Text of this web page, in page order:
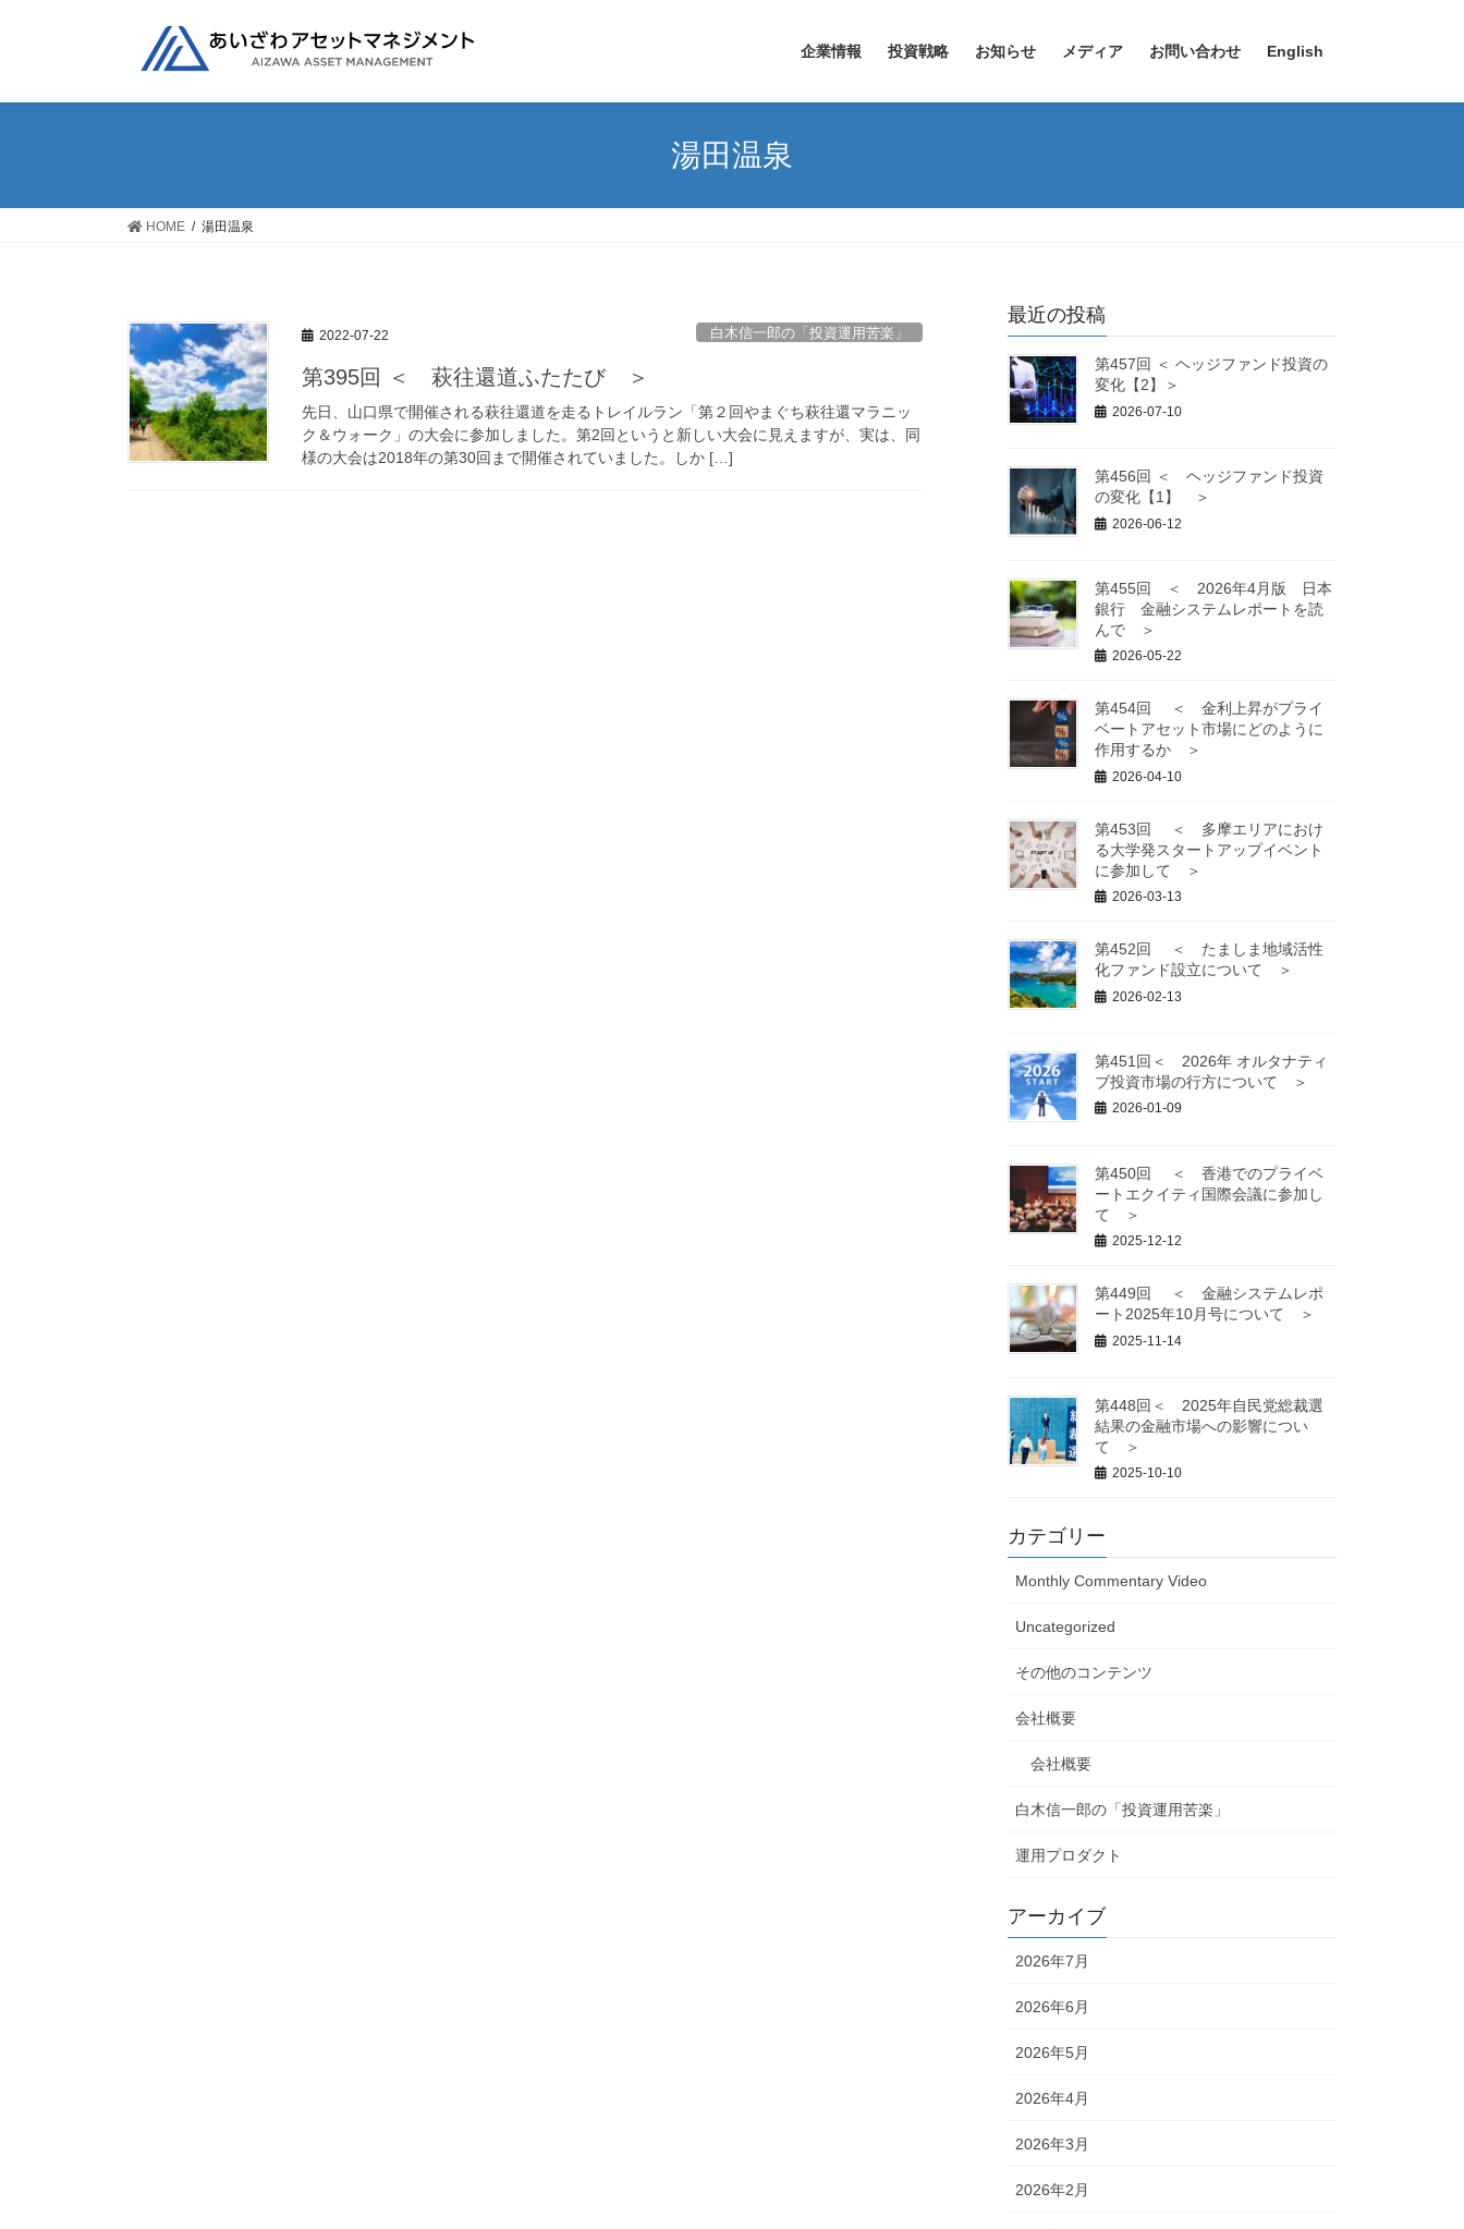
企業情報 投資戦略 お知らせ メディア お問い合わせ English
湯田温泉
HOME 湯田温泉
2022-07-22 白木信一郎の「投資運用苦楽」
第395回 ＜ 萩往還道ふたたび ＞
先日、山口県で開催される萩往還道を走るトレイルラン「第２回やまぐち萩往還マラニッ
ク＆ウォーク」の大会に参加しました。第2回というと新しい大会に見えますが、実は、同
様の大会は2018年の第30回まで開催されていました。しか […]
最近の投稿
第457回 ＜ ヘッジファンド投資の
変化【2】＞
2026-07-10
第456回 ＜ ヘッジファンド投資
の変化【1】 ＞
2026-06-12
第455回 ＜ 2026年4月版 日本
銀行 金融システムレポートを読
んで ＞
2026-05-22
第454回 ＜ 金利上昇がプライ
ベートアセット市場にどのように
作用するか ＞
2026-04-10
第453回 ＜ 多摩エリアにおけ
る大学発スタートアップイベント
に参加して ＞
2026-03-13
第452回 ＜ たましま地域活性
化ファンド設立について ＞
2026-02-13
第451回＜ 2026年 オルタナティ
ブ投資市場の行方について ＞
2026-01-09
第450回 ＜ 香港でのプライベ
ートエクイティ国際会議に参加し
て ＞
2025-12-12
第449回 ＜ 金融システムレポ
ート2025年10月号について ＞
2025-11-14
第448回＜ 2025年自民党総裁選
結果の金融市場への影響につい
て ＞
2025-10-10
カテゴリー
Monthly Commentary Video
Uncategorized
その他のコンテンツ
会社概要
会社概要
白木信一郎の「投資運用苦楽」
運用プロダクト
アーカイブ
2026年7月
2026年6月
2026年5月
2026年4月
2026年3月
2026年2月